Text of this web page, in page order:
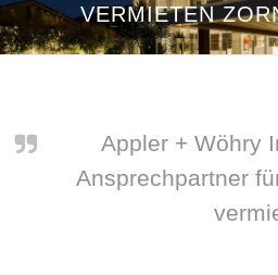
VERMIETEN
Appler + Wöhry
Ansprechpartner